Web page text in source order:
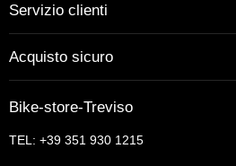
Treviso
Servizio clienti
Acquisto sicuro
Bike-store-Treviso
TEL: +39 351 930 1215